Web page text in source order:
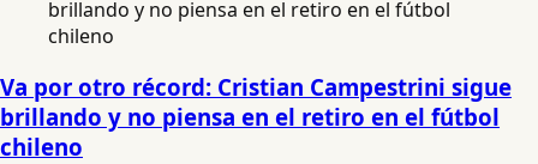
Va por otro récord: Cristian Campestrini sigue
brillando y no piensa en el retiro en el fútbol
chileno